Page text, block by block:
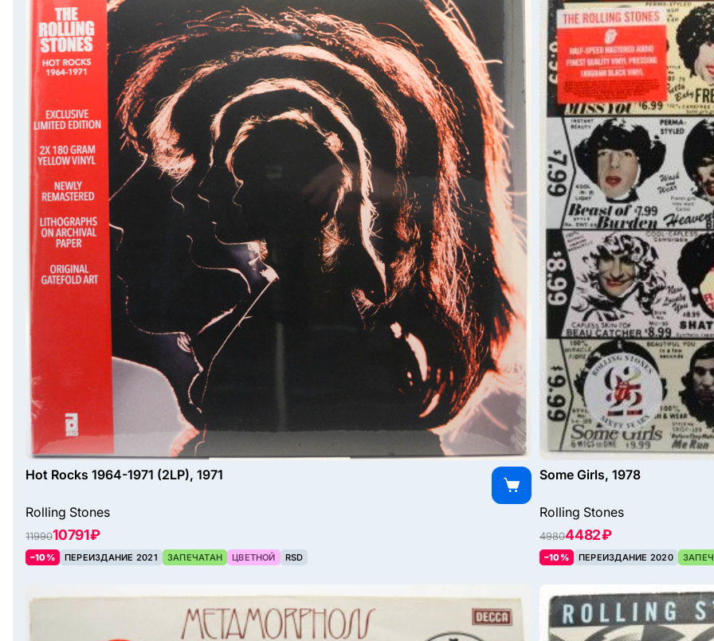
Hot Rocks 1964-1971 (2LP), 1971
Rolling Stones
1199010791 ₽
–10% ПЕРЕИЗДАНИЕ 2021 ЗАПЕЧАТАН ЦВЕТНОЙ RSD
Some Girls, 1978
Rolling Stones
49804482 ₽
–10% ПЕРЕИЗДАНИЕ 2020